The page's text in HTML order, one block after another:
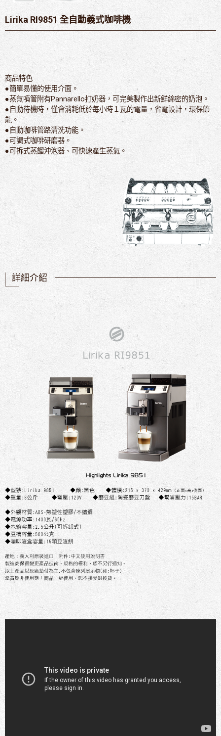
Lirika RI9851 全自動義式咖啡機
商品特色
●簡單易懂的使用介面。
●蒸氣噴管附有Pannarello打奶器，可完美製作出新鮮綿密的奶泡。
●自動待機時，僅會消耗低於每小時１瓦的電量，省電設計，環保節
能。
●自動咖啡管路清洗功能。
●可調式咖啡研磨器。
●可拆式蒸餾沖泡器、可快速產生蒸氣。
詳細介紹